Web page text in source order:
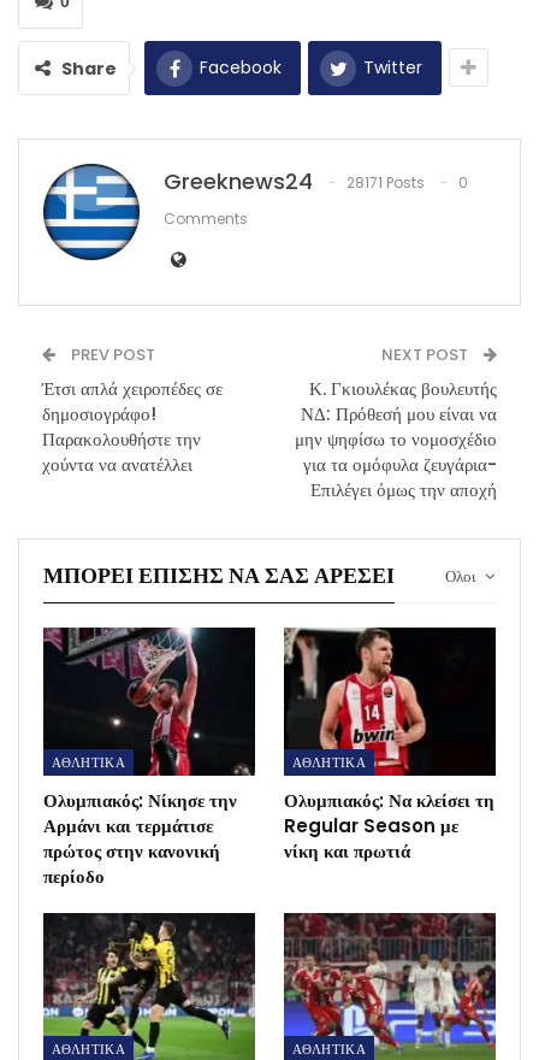
Share Facebook Twitter
Greeknews24 28171 Posts
0
Comments
PREV POST
Έτσι απλά χειροπέδες σε
δημοσιογράφο!
Παρακολουθήστε την
χούντα να ανατέλλει
NEXT POST
Κ. Γκιουλέκας βουλευτής
ΝΔ: Πρόθεσή μου είναι να
μην ψηφίσω το νομοσχέδιο
για τα ομόφυλα ζευγάρια-
Επιλέγει όμως την αποχή
Ολοι
ΜΠΟΡΕΊ ΕΠΊΣΗΣ ΝΑ ΣΑΣ ΑΡΈΣΕΙ
ΑΘΛΗΤΙΚΑ
Ολυμπιακός: Νίκησε την
Αρμάνι και τερμάτισε
πρώτος στην κανονική
περίοδο
ΑΘΛΗΤΙΚΑ
Ολυμπιακός: Να κλείσει τη
Regular Season με
νίκη και πρωτιά
ΑΘΛΗΤΙΚΑ ΑΘΛΗΤΙΚΑ